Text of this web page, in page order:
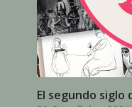
El segundo